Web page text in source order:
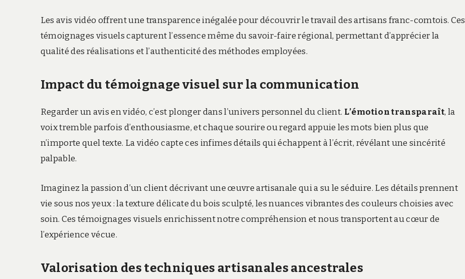
Les avis vidéo offrent une transparence inégalée pour découvrir le travail des artisans franc-comtois. Ces
témoignages visuels capturent l’essence même du savoir-faire régional, permettant d’apprécier la
qualité des réalisations et l’authenticité des méthodes employées.
Impact du témoignage visuel sur la communication
Regarder un avis en vidéo, c’est plonger dans l’univers personnel du client. L’émotion transparaît, la
voix tremble parfois d’enthousiasme, et chaque sourire ou regard appuie les mots bien plus que
n’importe quel texte. La vidéo capte ces infimes détails qui échappent à l’écrit, révélant une sincérité
palpable.
Imaginez la passion d’un client décrivant une œuvre artisanale qui a su le séduire. Les détails prennent
vie sous nos yeux : la texture délicate du bois sculpté, les nuances vibrantes des couleurs choisies avec
soin. Ces témoignages visuels enrichissent notre compréhension et nous transportent au cœur de
l’expérience vécue.
Valorisation des techniques artisanales ancestrales